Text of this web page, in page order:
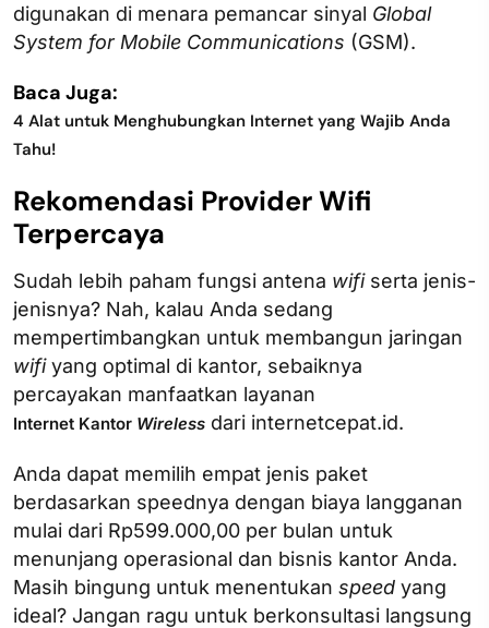
digunakan di menara pemancar sinyal Global
System for Mobile Communications (GSM).
Baca Juga:
4 Alat untuk Menghubungkan Internet yang Wajib Anda
Tahu!
Rekomendasi Provider Wifi
Terpercaya
Sudah lebih paham fungsi antena wifi serta jenis-
jenisnya? Nah, kalau Anda sedang
mempertimbangkan untuk membangun jaringan
wifiyang optimal di kantor, sebaiknya
percayakan manfaatkan layanan
Internet Kantor Wireless dari internetcepat.id.
Anda dapat memilih empat jenis paket
berdasarkan speednya dengan biaya langganan
mulai dari Rp599.000,00 per bulan untuk
menunjang operasional dan bisnis kantor Anda.
Masih bingung untuk menentukan speed yang
ideal? Jangan ragu untuk berkonsultasi langsung